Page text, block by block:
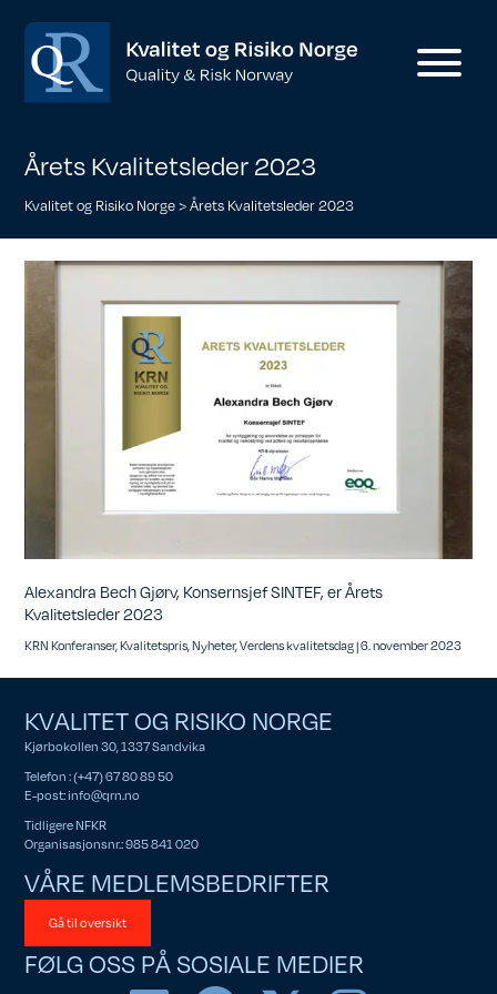
Årets Kvalitetsleder 2023
Kvalitet og Risiko Norge>Årets Kvalitetsleder 2023
Alexandra Bech Gjørv, Konsernsjef SINTEF, er Årets
Kvalitetsleder 2023
KRN Konferanser,Kvalitetspris,Nyheter,Verdens kvalitetsdag|6. november 2023
KVALITET OG RISIKO NORGE
Kjørbokollen 30, 1337 Sandvika
Telefon : (+47) 67 80 89 50
E-post:info@qrn.no
Tidligere NFKR
Organisasjonsnr.: 985 841 020
VÅRE MEDLEMSBEDRIFTER
Gå til oversikt
FØLG OSS PÅ SOSIALE MEDIER